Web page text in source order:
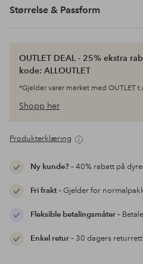
Størrelse & Passform
OUTLET DEAL - 25% ekstra
kode: ALLOUTLET
*Gjelder varer merket med OUTLET
Shopp her
Produkterklæring
Ny kunde?– 40% rabatt på
Fri frakt– Gjelder for
Fleksible betalingsmåter–
Enkel retur– 30 dagers